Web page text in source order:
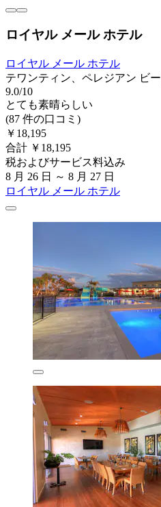
ロイヤル メール ホテル
ロイヤル メール ホテル
テワンティン、ペレジアン ビ
9.0/10
とても素晴らしい
(87 件の口コミ)
￥18,195
合計 ￥18,195
税およびサービス料込み
8 月 26 日 ～ 8 月 27 日
ロイヤル メール ホテル